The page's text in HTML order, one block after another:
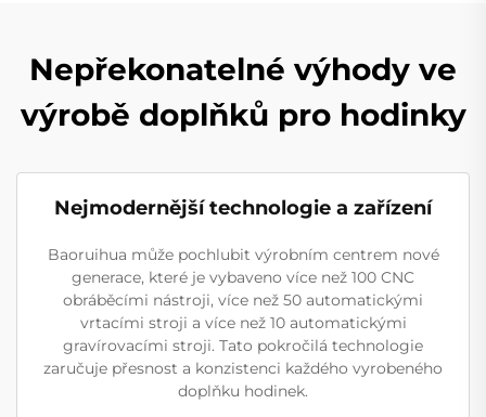
Nepřekonatelné výhody ve
výrobě doplňků pro hodinky
Nejmodernější technologie a zařízení
Baoruihua může pochlubit výrobním centrem nové
generace, které je vybaveno více než 100 CNC
obráběcími nástroji, více než 50 automatickými
vrtacími stroji a více než 10 automatickými
gravírovacími stroji. Tato pokročilá technologie
zaručuje přesnost a konzistenci každého vyrobeného
doplňku hodinek.